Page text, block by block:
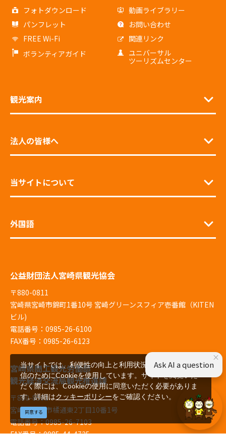
フォトダウンロード
動画ライブラリー
パンフレット
お問い合わせ
FREE Wi-Fi
関連リンク
ボランティアガイド
ユニバーサル
ツーリズムセンター
観光案内
法人の皆様へ
当サイトについて
外国語
公益財団法人宮崎県観光協会
〒880-0811
宮崎県宮崎市錦町1番10号 宮崎グリーンスフィア壱番館（KITEN
ビル)
電話番号：0985-26-6100
FAX番号：0985-26-6123
宮崎県商工観光労働部
観光経済交流局観光推進課
〒880-8501
宮崎県宮崎市橘通東2丁目10番1号
電話番号：0985-26-7103
当サイトでは、利便性の向上と利用状況の解析、広告配
信のためにCookieを使用しています。サイトを閲覧いた
だく際には、Cookieの使用に同意いただく必要がありま
す。詳細はクッキーポリシーをご確認ください。
同意する
×
Ask AI a question